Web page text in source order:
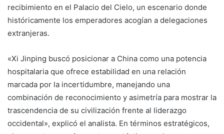
recibimiento en el Palacio del Cielo, un escenario donde
históricamente los emperadores acogían a delegaciones
extranjeras.
«Xi Jinping buscó posicionar a China como una potencia
hospitalaria que ofrece estabilidad en una relación
marcada por la incertidumbre, manejando una
combinación de reconocimiento y asimetría para mostrar la
trascendencia de su civilización frente al liderazgo
occidental», explicó el analista. En términos estratégicos,